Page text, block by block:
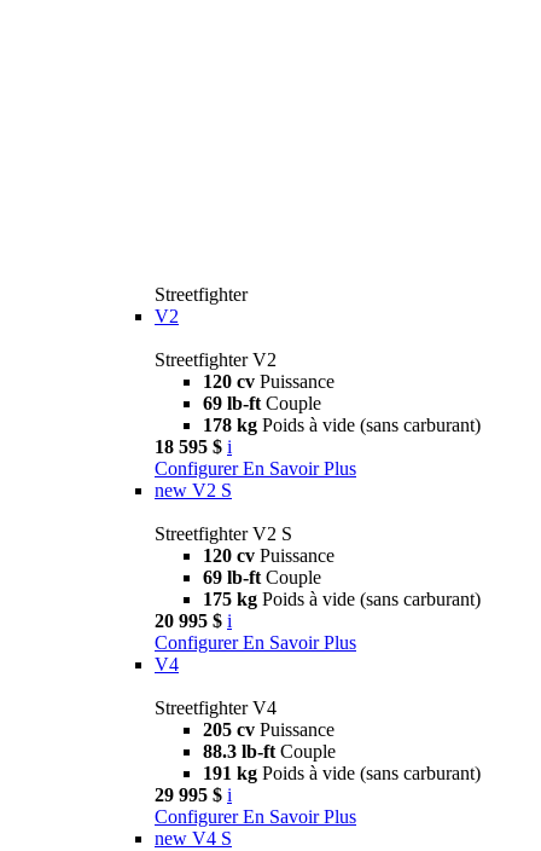
Streetfighter
V2
Streetfighter V2
120 cv Puissance
69 lb-ft Couple
178 kg Poids à vide (sans carburant)
18 595 $ i
Configurer En Savoir Plus
new V2 S
Streetfighter V2 S
120 cv Puissance
69 lb-ft Couple
175 kg Poids à vide (sans carburant)
20 995 $ i
Configurer En Savoir Plus
V4
Streetfighter V4
205 cv Puissance
88.3 lb-ft Couple
191 kg Poids à vide (sans carburant)
29 995 $ i
Configurer En Savoir Plus
new V4 S